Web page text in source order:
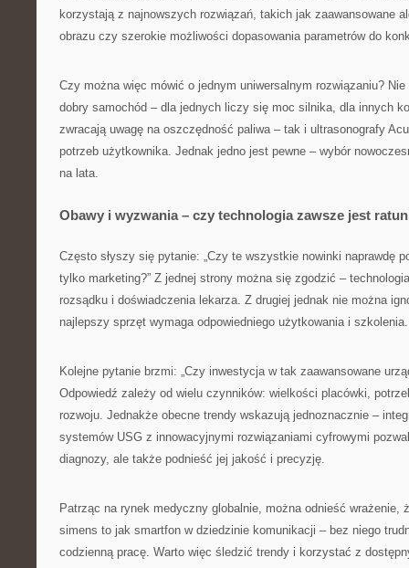
korzystają z najnowszych rozwiązań, takich jak zaawansowane
obrazu czy szerokie możliwości dopasowania parametrów do
Czy można więc mówić o jednym uniwersalnym rozwiązaniu?
dobry samochód – dla jednych liczy się moc silnika, dla innych
zwracają uwagę na oszczędność paliwa – tak i ultrasonografy
potrzeb użytkownika. Jednak jedno jest pewne – wybór
na lata.
Obawy i wyzwania – czy technologia zawsze jest
Często słyszy się pytanie: „Czy te wszystkie nowinki naprawdę
tylko marketing?” Z jednej strony można się zgodzić –
rozsądku i doświadczenia lekarza. Z drugiej jednak nie można
najlepszy sprzęt wymaga odpowiedniego użytkowania i szkolenia.
Kolejne pytanie brzmi: „Czy inwestycja w tak zaawansowane
Odpowiedź zależy od wielu czynników: wielkości placówki,
rozwoju. Jednakże obecne trendy wskazują jednoznacznie –
systemów USG z innowacyjnymi rozwiązaniami cyfrowymi
diagnozy, ale także podnieść jej jakość i precyzję.
Patrząc na rynek medyczny globalnie, można odnieść wrażenie,
simens to jak smartfon w dziedzinie komunikacji – bez niego
codzienną pracę. Warto więc śledzić trendy i korzystać z